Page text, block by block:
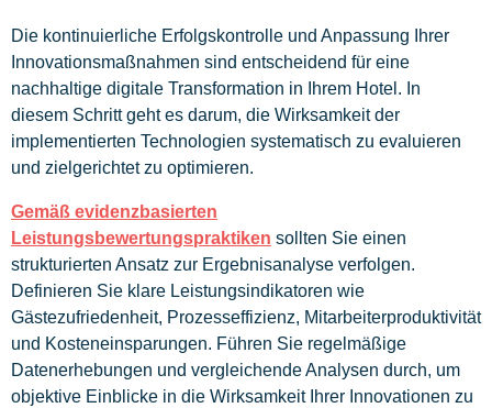
Die kontinuierliche Erfolgskontrolle und Anpassung Ihrer
Innovationsmaßnahmen sind entscheidend für eine
nachhaltige digitale Transformation in Ihrem Hotel. In
diesem Schritt geht es darum, die Wirksamkeit der
implementierten Technologien systematisch zu evaluieren
und zielgerichtet zu optimieren.
Gemäß evidenzbasierten
Leistungsbewertungspraktiken sollten Sie einen
strukturierten Ansatz zur Ergebnisanalyse verfolgen.
Definieren Sie klare Leistungsindikatoren wie
Gästezufriedenheit, Prozesseffizienz, Mitarbeiterproduktivität
und Kosteneinsparungen. Führen Sie regelmäßige
Datenerhebungen und vergleichende Analysen durch, um
objektive Einblicke in die Wirksamkeit Ihrer Innovationen zu